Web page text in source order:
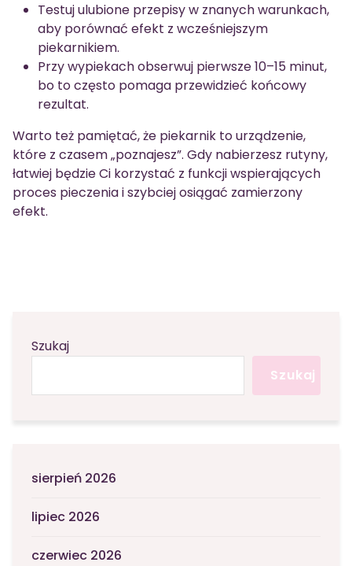
Testuj ulubione przepisy w znanych warunkach,
aby porównać efekt z wcześniejszym
piekarnikiem.
Przy wypiekach obserwuj pierwsze 10–15 minut,
bo to często pomaga przewidzieć końcowy
rezultat.
Warto też pamiętać, że piekarnik to urządzenie,
które z czasem „poznajesz”. Gdy nabierzesz rutyny,
łatwiej będzie Ci korzystać z funkcji wspierających
proces pieczenia i szybciej osiągać zamierzony
efekt.
Szukaj
Szukaj
sierpień 2026
lipiec 2026
czerwiec 2026